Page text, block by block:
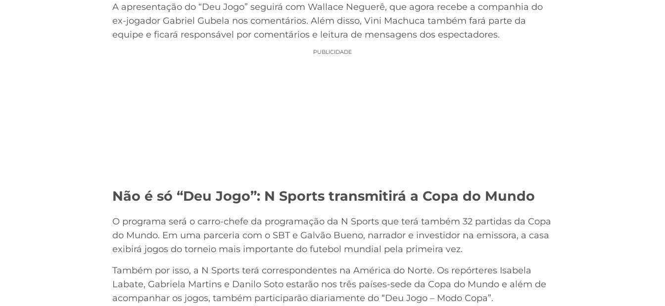
A apresentação do “Deu Jogo” seguirá com Wallace Neguerê, que agora recebe a companhia do
ex-jogador Gabriel Gubela nos comentários. Além disso, Vini Machuca também fará parte da
equipe e ficará responsável por comentários e leitura de mensagens dos espectadores.
PUBLICIDADE
Não é só “Deu Jogo”: N Sports transmitirá a Copa do Mundo
O programa será o carro-chefe da programação da N Sports que terá também 32 partidas da Copa
do Mundo. Em uma parceria com o SBT e Galvão Bueno, narrador e investidor na emissora, a casa
exibirá jogos do torneio mais importante do futebol mundial pela primeira vez.
Também por isso, a N Sports terá correspondentes na América do Norte. Os repórteres Isabela
Labate, Gabriela Martins e Danilo Soto estarão nos três países-sede da Copa do Mundo e além de
acompanhar os jogos, também participarão diariamente do “Deu Jogo – Modo Copa”.